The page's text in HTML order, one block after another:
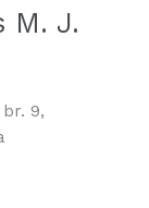
M. J.
9,